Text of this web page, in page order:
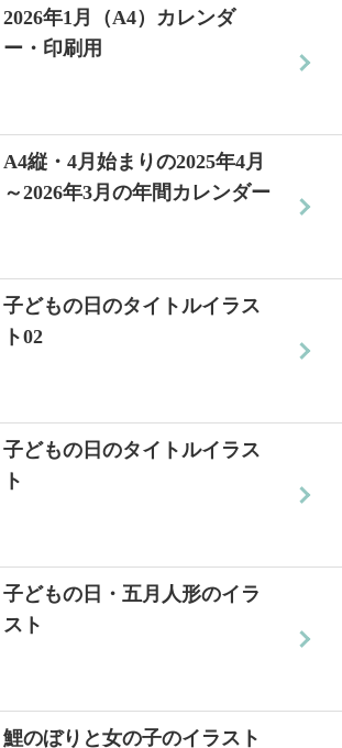
2026年1月（A4）カレンダ
ー・印刷用
A4縦・4月始まりの2025年4月
～2026年3月の年間カレンダー
子どもの日のタイトルイラス
ト02
子どもの日のタイトルイラス
ト
子どもの日・五月人形のイラ
スト
鯉のぼりと女の子のイラスト